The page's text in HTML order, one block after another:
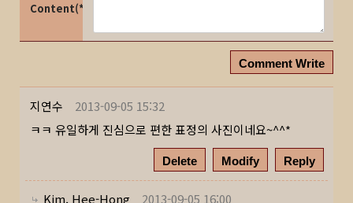
Content(*)
Comment Write
지연수
2013-09-05 15:32
ㅋㅋ 유일하게 진심으로 편한 표정의 사진이네요~^^*
Delete Modify Reply
Kim, Hee-Hong 2013-09-05 16:00